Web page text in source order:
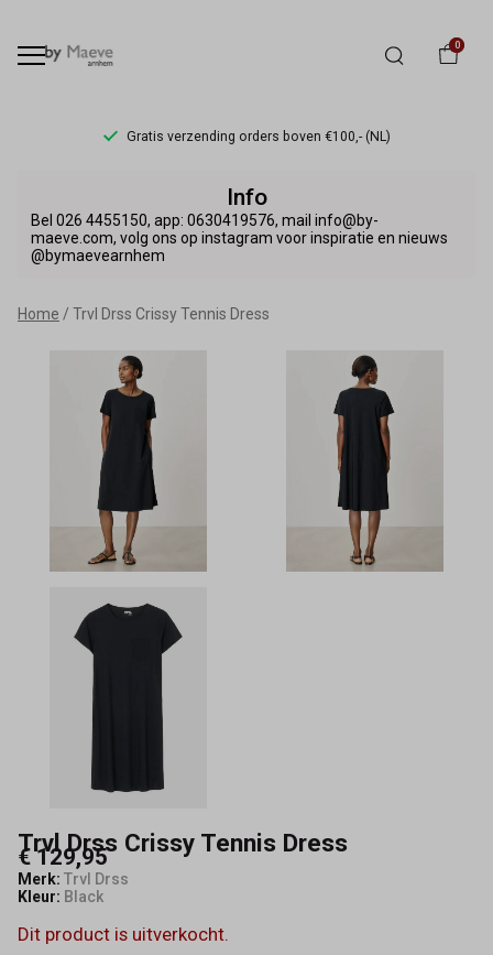
0
Gratis verzending orders boven €100,- (NL)
Drss
Crissy
Tennis
Dress
Maeve
Info
Bel 026 4455150, app: 0630419576, mail info@by-
maeve.com, volg ons op instagram voor inspiratie en nieuws
@bymaevearnhem
Home Trvl Drss Crissy Tennis Dress
Trvl Drss Crissy Tennis Dress
€ 129,95
Merk: Trvl Drss
Kleur: Black
Dit product is uitverkocht.